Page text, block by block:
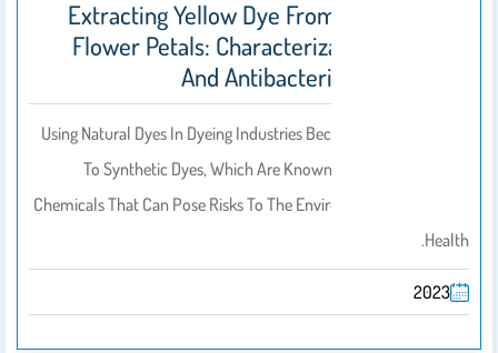
Extracting Yellow Dye From Cassia Alata
Flower Petals: Characterization, Dyeing,
And Antibacterial Properties
Using Natural Dyes In Dyeing Industries Becomes An Alternative
To Synthetic Dyes, Which Are Known To Contain Harmful
Chemicals That Can Pose Risks To The Environment And Human
Health.
2023